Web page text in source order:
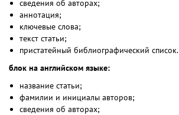
сведения об авторах;
аннотация;
ключевые слова;
текст статьи;
пристатейный библиографический список.
блок на английском языке:
название статьи;
фамилии и инициалы авторов;
сведения об авторах;